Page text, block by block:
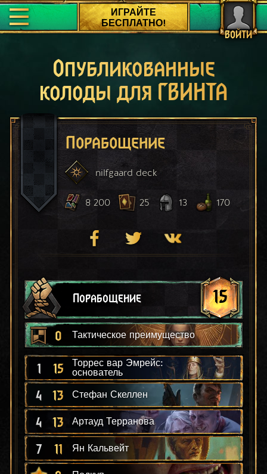
ВОЙТИ
ИГРАЙТЕ
БЕСПЛАТНО!
Опубликованные
колоды для ГВИНТА
Порабощение
nilfgaard deck
8 200 25 13 170
Порабощение 15
0 Тактическое преимущество
1 15
Торрес вар Эмрейс:
основатель
4 13 Стефан Скеллен
4 13 Артауд Терранова
7 11 Ян Кальвейт